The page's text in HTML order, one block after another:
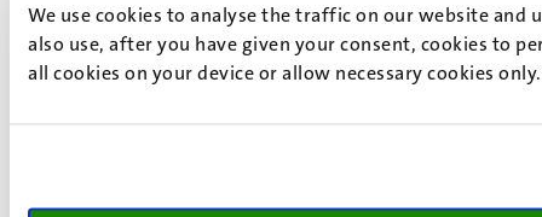
We use cookies to analyse the traffic on our website and
also use, after you have given your consent, cookies to
all cookies on your device or allow necessary cookies